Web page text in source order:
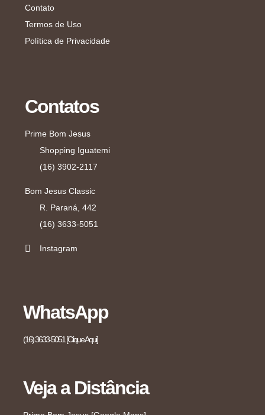
Contato
Termos de Uso
Política de Privacidade
Contatos
Prime Bom Jesus
Shopping Iguatemi
(16) 3902-2117
Bom Jesus Classic
R. Paraná, 442
(16) 3633-5051
Instagram
WhatsApp
(16) 3633-5051 [Clique Aqui]
Veja a Distância